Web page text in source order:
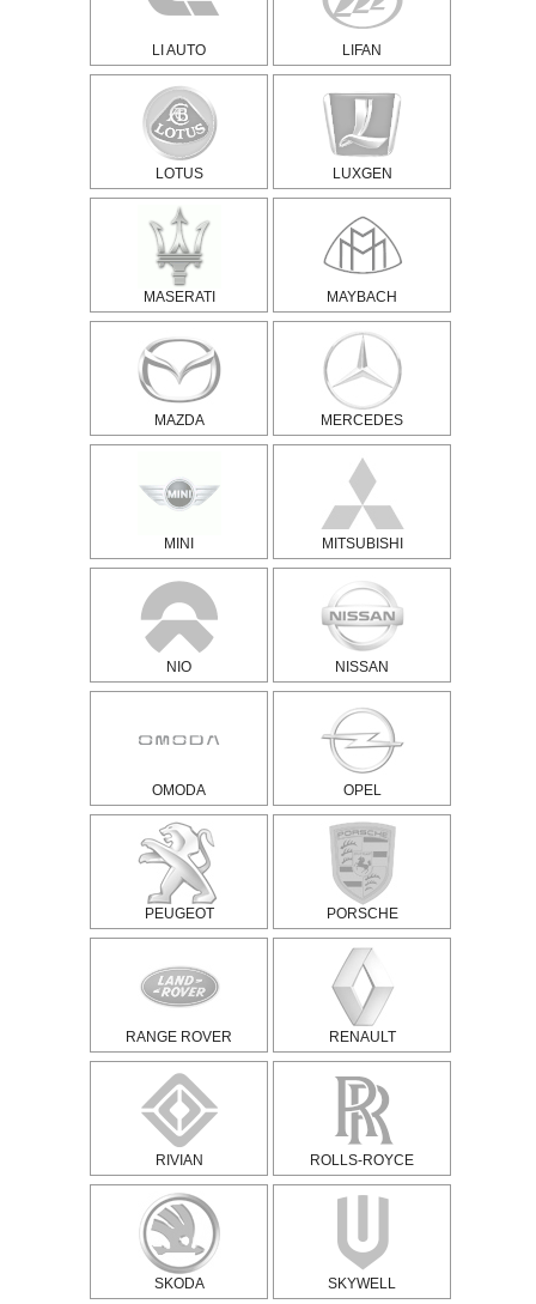
LI AUTO LIFAN
LOTUS LUXGEN
MASERATI MAYBACH
MAZDA MERCEDES
MINI MITSUBISHI
NIO NISSAN
OMODA OPEL
PEUGEOT PORSCHE
RANGE ROVER RENAULT
RIVIAN ROLLS-ROYCE
SKODA SKYWELL